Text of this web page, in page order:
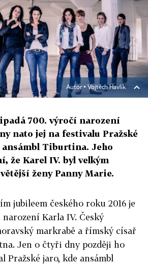
Autor ▪ Vojtěch Havlík
700. výročí narození
nato jej na festivalu Pražské
Tiburtina. Jeho
že Karel IV. byl velkým
ženy Panny Marie.
jubileem českého roku 2016 je
Karla IV. Český
markrabě a římský císař
Jen o čtyři dny později ho
Pražské jaro, kde ansámbl